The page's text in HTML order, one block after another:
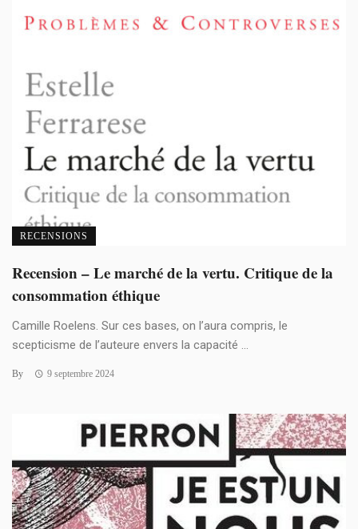
RECENSIONS
Recension – Le marché de la vertu. Critique de la
consommation éthique
Camille Roelens. Sur ces bases, on l’aura compris, le
scepticisme de l’auteure envers la capacité ...
By 9 septembre 2024